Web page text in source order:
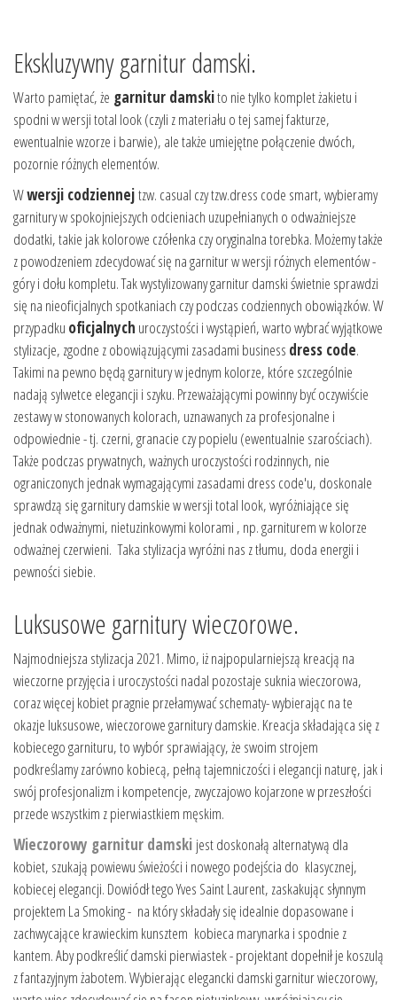
Ekskluzywny garnitur damski.
Warto pamiętać, że garnitur damskito nie tylko komplet żakietu i
spodni w wersji total look (czyli z materiału o tej samej fakturze,
ewentualnie wzorze i barwie), ale także umiejętne połączenie dwóch,
pozornie różnych elementów.
Wwersji codziennejtzw. casual czy tzw.dress code smart, wybieramy
garnitury w spokojniejszych odcieniach uzupełnianych o odważniejsze
dodatki, takie jak kolorowe czółenka czy oryginalna torebka. Możemy także
z powodzeniem zdecydować się na garnitur w wersji różnych elementów -
góry i dołu kompletu. Tak wystylizowany garnitur damski świetnie sprawdzi
się na nieoficjalnych spotkaniach czy podczas codziennych obowiązków. W
przypadku oficjalnych uroczystości i wystąpień, warto wybrać wyjątkowe
stylizacje, zgodne z obowiązującymi zasadami business dress code.
Takimi na pewno będą garnitury w jednym kolorze, które szczególnie
nadają sylwetce elegancji i szyku. Przeważającymi powinny być oczywiście
zestawy w stonowanych kolorach, uznawanych za profesjonalne i
odpowiednie - tj. czerni, granacie czy popielu (ewentualnie szarościach).
Także podczas prywatnych, ważnych uroczystości rodzinnych, nie
ograniczonych jednak wymagającymi zasadami dress code'u, doskonale
sprawdzą się garnitury damskie w wersji total look, wyróżniające się
jednak odważnymi, nietuzinkowymi kolorami , np. garniturem w kolorze
odważnej czerwieni. Taka stylizacja wyróżni nas z tłumu, doda energii i
pewności siebie.
Luksusowe garnitury wieczorowe.
Najmodniejsza stylizacja 2021. Mimo, iż najpopularniejszą kreacją na
wieczorne przyjęcia i uroczystości nadal pozostaje suknia wieczorowa,
coraz więcej kobiet pragnie przełamywać schematy- wybierając na te
okazje luksusowe, wieczorowe garnitury damskie. Kreacja składająca się z
kobiecego garnituru, to wybór sprawiający, że swoim strojem
podkreślamy zarówno kobiecą, pełną tajemniczości i elegancji naturę, jak i
swój profesjonalizm i kompetencje, zwyczajowo kojarzone w przeszłości
przede wszystkim z pierwiastkiem męskim.
Wieczorowy garnitur damski jest doskonałą alternatywą dla
kobiet, szukają powiewu świeżości i nowego podejścia do klasycznej,
kobiecej elegancji. Dowiódł tego Yves Saint Laurent, zaskakując słynnym
projektem La Smoking - na który składały się idealnie dopasowane i
zachwycające krawieckim kunsztem kobieca marynarka i spodnie z
kantem. Aby podkreślić damski pierwiastek - projektant dopełnił je koszulą
z fantazyjnym żabotem. Wybierając elegancki damski garnitur wieczorowy,